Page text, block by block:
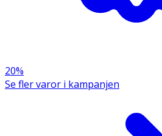
20%
Se fler varor i kampanjen